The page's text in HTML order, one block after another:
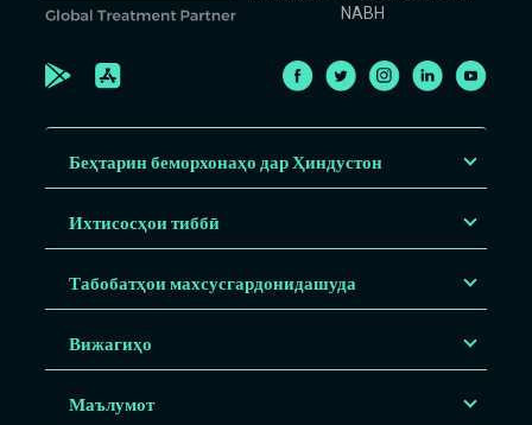
NABH
Беҳтарин беморхонаҳо дар Ҳиндустон
Ихтисосҳои тиббӣ
Табобатҳои махсусгардонидашуда
Вижагиҳо
Маълумот